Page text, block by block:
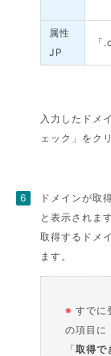
属性
JP
「
入力したドメ
ェック」をク
ドメインが取
と表示されます
取得するドメ
ます。
※すでに
の項目に
「取得で